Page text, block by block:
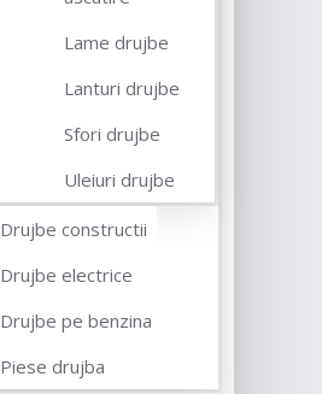
Lame drujbe
Lanturi drujbe
Sfori drujbe
Uleiuri drujbe
Drujbe constructii
Drujbe electrice
Drujbe pe benzina
Piese drujba